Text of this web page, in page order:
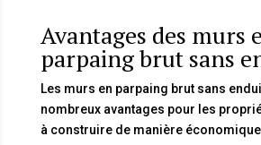
Avantages des murs
parpaing brut sans
Les murs en parpaing brut sans
nombreux avantages pour les
à construire de manière